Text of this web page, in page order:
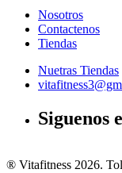
Nosotros
Contactenos
Tiendas
Nuetras Tiendas
Siguenos
® Vitafitness 2026.